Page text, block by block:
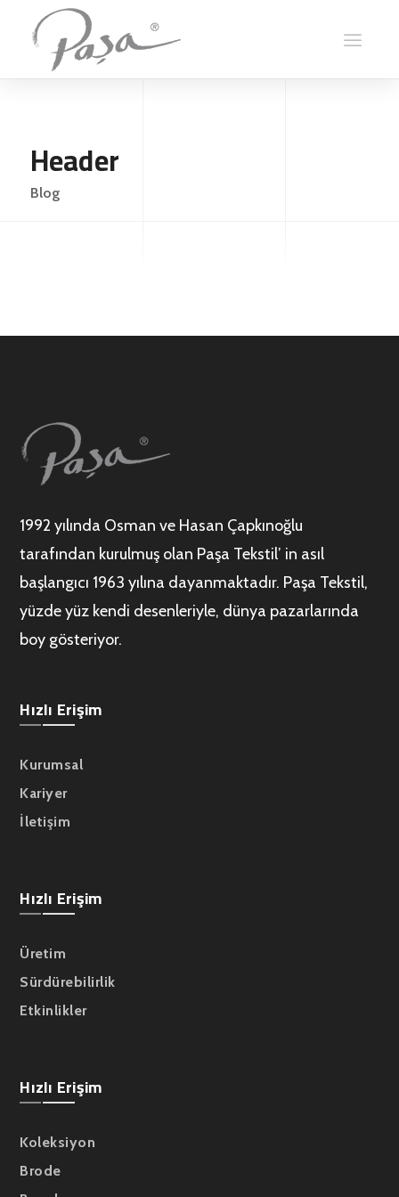
Header
Blog
1992 yılında Osman ve Hasan Çapkınoğlu
tarafından kurulmuş olan Paşa Tekstil’ in asıl
başlangıcı 1963 yılına dayanmaktadır. Paşa Tekstil,
yüzde yüz kendi desenleriyle, dünya pazarlarında
boy gösteriyor.
Hızlı Erişim
Kurumsal
Kariyer
İletişim
Hızlı Erişim
Üretim
Sürdürebilirlik
Etkinlikler
Hızlı Erişim
Koleksiyon
Brode